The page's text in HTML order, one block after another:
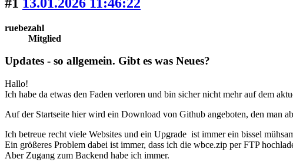
ruebezahl
Mitglied
Updates - so allgemein. Gibt es was Neues?
Hallo!
Ich habe da etwas den Faden verloren und bin sicher nicht mehr auf dem
Auf der Startseite hier wird ein Download von Github angeboten, den man
Ich betreue recht viele Websites und ein Upgrade ist immer ein bissel
Ein größeres Problem dabei ist immer, dass ich die wbce.zip per FTP
Aber Zugang zum Backend habe ich immer.